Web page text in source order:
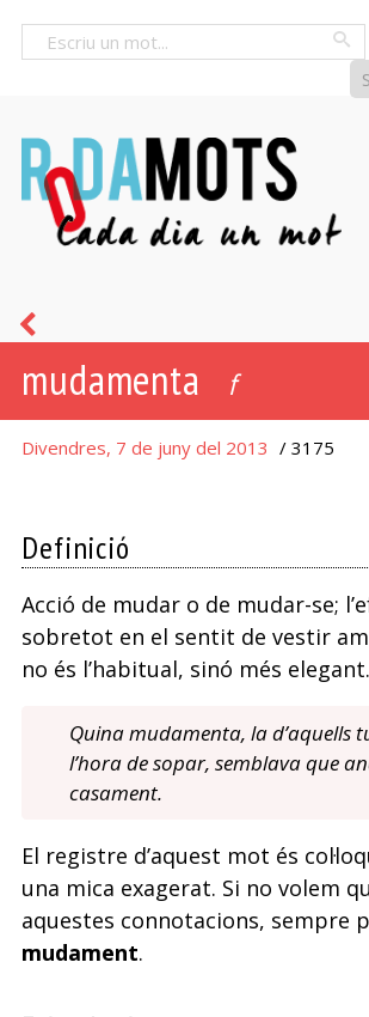
mudamenta f
Divendres, 7 de juny del 2013 / 3175
Definició
Acció de mudar o de mudar-se;
sobretot en el sentit de vestir
no és l’habitual, sinó més elegant.
Quina mudamenta, la d’aquells
l’hora de sopar, semblava que
casament.
El registre d’aquest mot és
una mica exagerat. Si no volem
aquestes connotacions, sempre
mudament.
pencamenta